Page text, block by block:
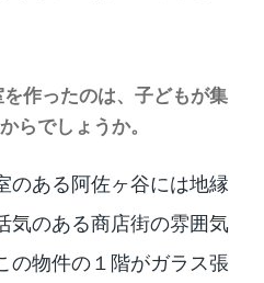
作ったのは、子どもが集
らでしょうか。
のある阿佐ヶ谷には地縁
気のある商店街の雰囲気
の物件の１階がガラス張